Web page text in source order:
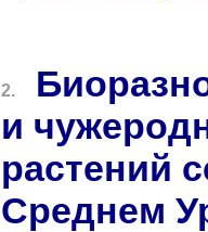
2.
и
растений
Среднем